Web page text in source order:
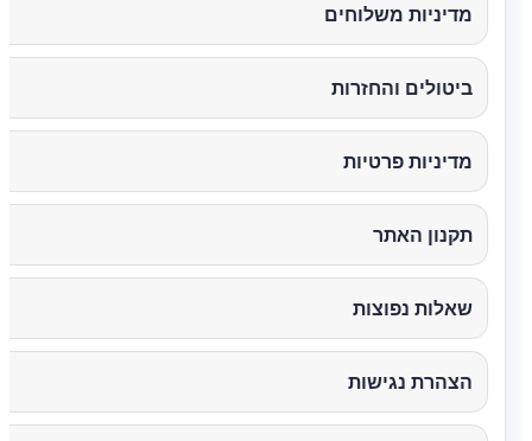
מדיניות משלוחים
ביטולים והחזרות
מדיניות פרטיות
תקנון האתר
שאלות נפוצות
הצהרת נגישות